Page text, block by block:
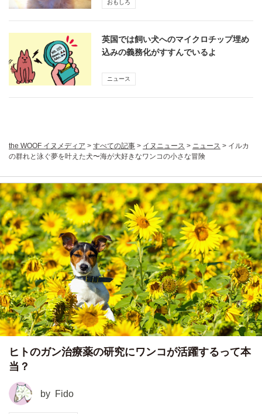
おもしろ
英国では飼い犬へのマイクロチップ埋め
込みの義務化がすすんでいるよ
ニュース
the WOOF イヌメディア > すべての記事 > イヌニュース > ニュース > イルカ
の群れと泳ぐ夢を叶えた犬〜海が大好きなワンコの小さな冒険
ヒトのガン治療薬の研究にワンコが活躍するって本
当？
by Fido